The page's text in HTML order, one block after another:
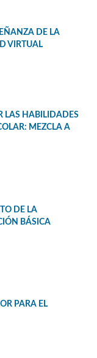
DE LA
VIRTUAL
LAS HABILIDADES
MEZCLA A
DE LA
BÁSICA
PARA EL